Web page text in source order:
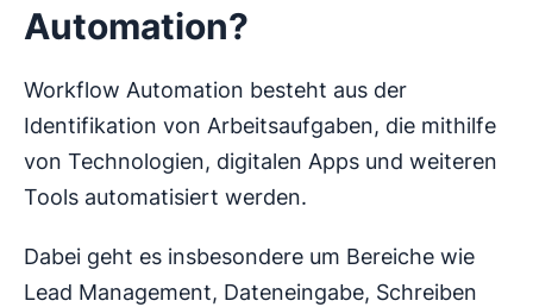
Automation?
Workflow Automation besteht aus der
Identifikation von Arbeitsaufgaben, die mithilfe
von Technologien, digitalen Apps und weiteren
Tools automatisiert werden.
Dabei geht es insbesondere um Bereiche wie
Lead Management, Dateneingabe, Schreiben